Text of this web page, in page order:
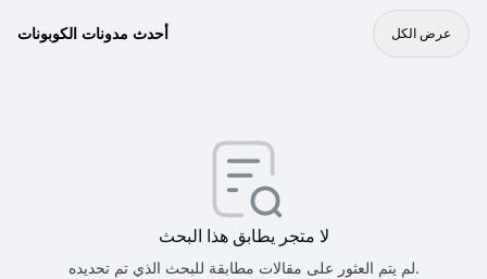
أحدث مدونات الكوبونات عرض الكل
لا متجر يطابق هذا البحث
لم يتم العثور على مقالات مطابقة للبحث الذي تم تحديده.